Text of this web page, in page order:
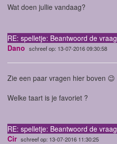
Wat doen jullie vandaag?
RE: spelletje: Beantwoord de vraag
Dano schreef op: 13-07-2016 09:30:58
Zie een paar vragen hier boven 😉
Welke taart is je favoriet ?
RE: spelletje: Beantwoord de vraag
Cir schreef op: 13-07-2016 11:30:25